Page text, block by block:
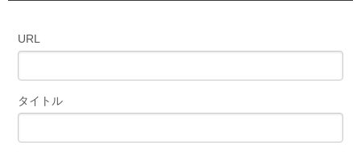
URL
タイトル